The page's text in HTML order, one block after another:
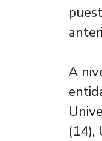
A
(14),